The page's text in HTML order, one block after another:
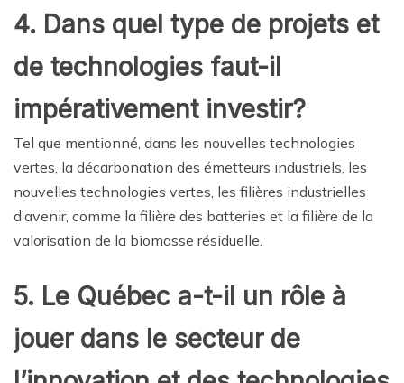
4. Dans quel type de projets et
de technologies faut-il
impérativement investir?
Tel que mentionné, dans les nouvelles technologies
vertes, la décarbonation des émetteurs industriels, les
nouvelles technologies vertes, les filières industrielles
d’avenir, comme la filière des batteries et la filière de la
valorisation de la biomasse résiduelle.
5. Le Québec a-t-il un rôle à
jouer dans le secteur de